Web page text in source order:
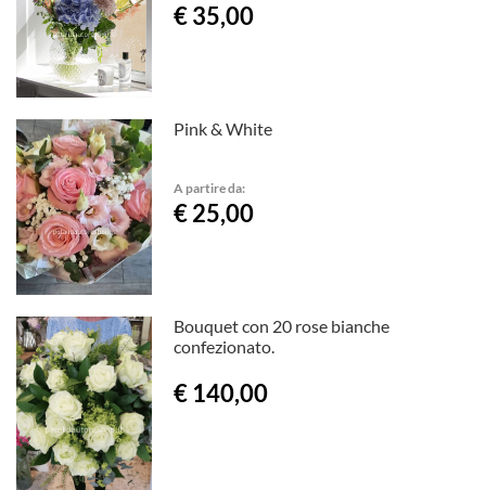
€ 35,00
Pink & White
A partire da:
€ 25,00
Bouquet con 20 rose bianche
confezionato.
€ 140,00